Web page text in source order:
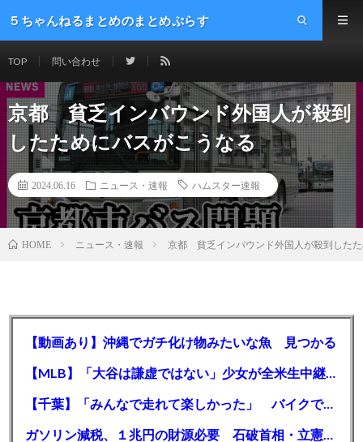
５ちゃんねるまとめのまとめぷらす
TOP 問い合わせ
京都 貧乏インバウンド外国人が殺到
したためにバスがこうなる
2024.06.16 ニュース・速報 ハムスター速報
HOME ニュース・速報 京都 貧乏インバウンド外国人が殺到した
【動画あり】沖縄でガチ化け物みたいな魚 見つかる
【MLB】「大谷は謙虚ではない」少女が全米生中継で突然の大谷翔平批判 サイン無視された過去明かす
【千葉】「みんなで走れて楽しかった」 バイクでバースデー集団暴走 男女５７人を書類送検 SNSで参加者募る
ガソリン減税、１兆円の財源必要 石破首相・立憲野田氏「財源は死に物狂いで確保しなければならない」「本当に死に物狂いで」